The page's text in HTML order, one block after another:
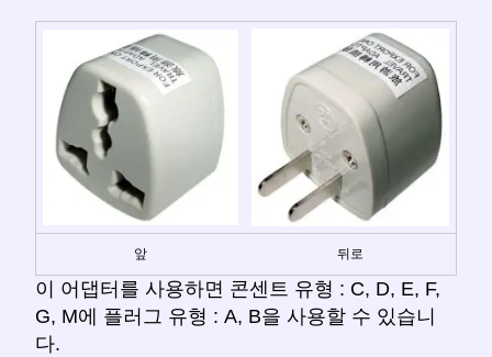
앞 뒤로
이 어댑터를 사용하면 콘센트 유형 : C, D, E, F,
G, M에 플러그 유형 : A, B을 사용할 수 있습니
다.